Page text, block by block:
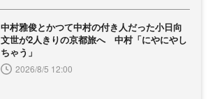
中村雅俊とかつて中村の付き人だった小日向
文世が2人きりの京都旅へ 中村「にやにやし
ちゃう」
2026/8/5 12:00